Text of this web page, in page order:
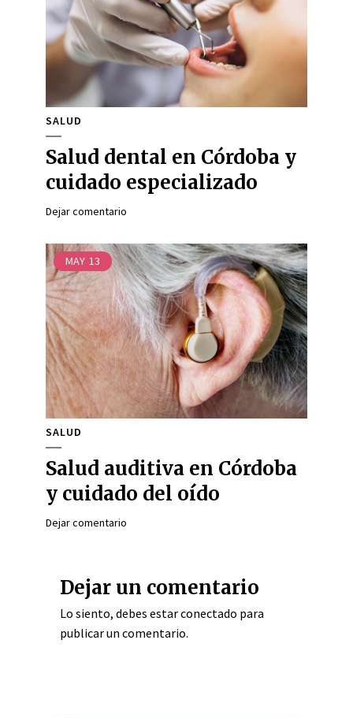
SALUD
Salud dental en Córdoba y
cuidado especializado
Dejar comentario
MAY 13
SALUD
Salud auditiva en Córdoba
y cuidado del oído
Dejar comentario
Dejar un comentario
Lo siento, debes estarconectado para
publicar un comentario.